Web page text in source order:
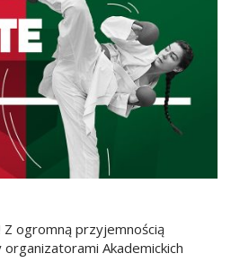
ogromną przyjemnością
Akademickich